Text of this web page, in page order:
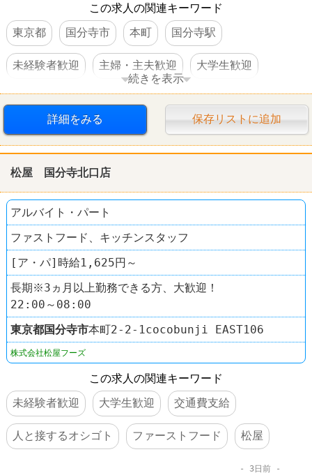
この求人の関連キーワード
東京都
国分寺市 本町 国分寺駅
未経験者歓迎 主婦・主夫歓迎 大学生歓迎
WワークOK 交通費支給 社員登用あり 駅チカ
西友(SEIYU)
続きを表示
詳細をみる 保存リストに追加
松屋 国分寺北口店
アルバイト・パート
ファストフード、キッチンスタッフ
[ア・パ]時給1,625円～
長期※3ヵ月以上勤務できる方、大歓迎！
22:00～08:00
東京都国分寺市本町2-2-1cocobunji EAST106
株式会社松屋フーズ
この求人の関連キーワード
未経験者歓迎
大学生歓迎 交通費支給
人と接するオシゴト ファーストフード 松屋
3日前